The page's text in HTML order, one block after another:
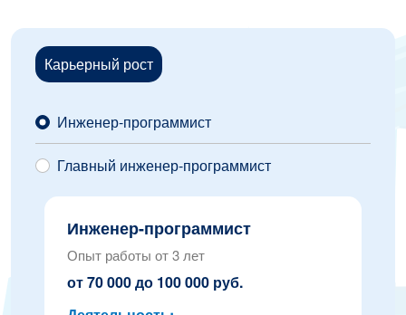
Карьерный рост
Инженер-программист
Главный инженер-программист
Инженер-программист
Опыт работы от 3 лет
от 70 000 до 100 000 руб.